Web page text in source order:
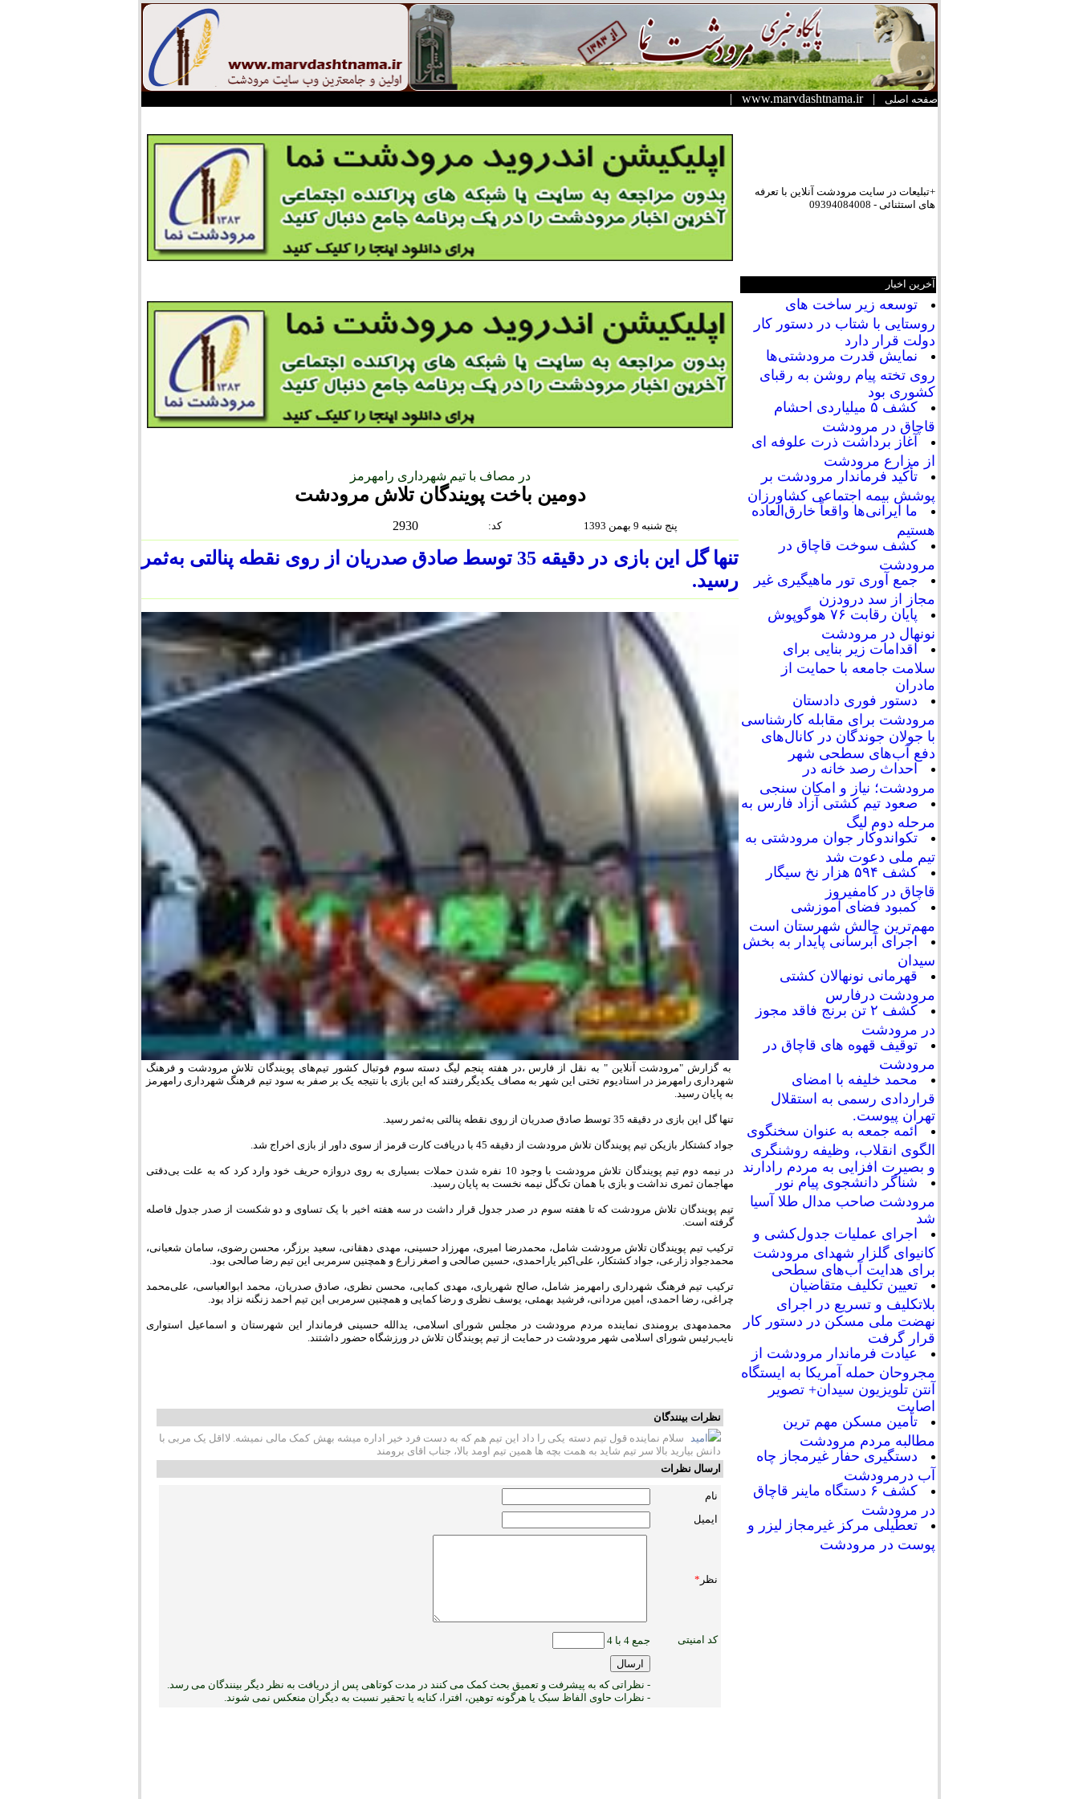
صفحه اصلی |
www.marvdashtnama.ir
|
+تبلیعات در سایت مرودشت آنلاین با تعرفه
های استثنائی - 09394084008
آخرین اخبار
توسعه زیر ساخت های
روستایی با شتاب در دستور کار
دولت قرار دارد
نمایش قدرت مرودشتی‌ها
روی تخته پیام روشن به رقبای
کشوری بود
کشف ۵ میلیاردی احشام
قاچاق در مرودشت
آغاز برداشت ذرت علوفه ای
از مزارع مرودشت
تأکید فرماندار مرودشت بر
پوشش بیمه اجتماعی کشاورزان
ما ایرانی‌ها واقعاً خارق‌العاده
هستیم
کشف سوخت قاچاق در
مرودشت
جمع آوری تور ماهیگیری غیر
مجاز از سد درودزن
پایان رقابت‌ ۷۶ هوگوپوش
نونهال در مرودشت
اقدامات زیر بنایی برای
سلامت جامعه با حمایت از
مادران
دستور فوری دادستان
مرودشت برای مقابله کارشناسی
با جولان جوندگان در کانال‌های
دفع آب‌های سطحی شهر
احداث رصد خانه در
مرودشت؛ نیاز و امکان سنجی
صعود تیم کشتی آزاد فارس به
مرحله دوم لیگ
تکواندوکار جوان مرودشتی به
تیم ملی دعوت شد
کشف ۵۹۴ هزار نخ سیگار
قاچاق در کامفیروز
کمبود فضای آموزشی
مهم‌ترین چالش شهرستان است
اجرای آبرسانی پایدار به بخش
سیدان
قهرمانی نونهالان کشتی
مرودشت درفارس
کشف ۲ تن برنج فاقد مجوز
در مرودشت
توقیف قهوه های قاچاق در
مرودشت
محمد خلیفه با امضای
قراردادی رسمی به استقلال
تهران پیوست.
ائمه جمعه به عنوان سخنگوی
الگوی انقلاب، وظیفه روشنگری
و بصیرت افزایی به مردم رادارند
شناگر دانشجوی پیام نور
مرودشت صاحب مدال طلا آسیا
شد
اجرای عملیات جدول‌کشی و
کانیوای گلزار شهدای مرودشت
برای هدایت آب‌های سطحی
تعیین تکلیف متقاضیان
بلاتکلیف و تسریع در اجرای
نهضت ملی مسکن در دستور کار
قرار گرفت
عیادت فرماندار مرودشت از
مجروحان حمله آمریکا به ایستگاه
آنتن تلویزیون سیدان+ تصویر
اصابت
تأمین مسکن مهم ترین
مطالبه مردم مرودشت
دستگیری حفار غیرمجاز چاه
آب درمرودشت
کشف ۶ دستگاه ماینر قاچاق
در مرودشت
تعطیلی مرکز غیرمجاز لیزر و
پوست در مرودشت
در مصاف با تیم شهرداری رامهرمز
دومین باخت پویندگان تلاش مرودشت
2930 :كد پنج شنبه 9 بهمن 1393
تنها گل این بازی در دقیقه 35 توسط صادق صدریان از روی نقطه پنالتی به‌ثمر
رسید.
به گزارش "مرودشت آنلاین " به نقل از فارس ،در هفته پنجم لیگ دسته سوم فوتبال کشور تیم‌های پویندگان تلاش مرودشت و فرهنگ
شهرداری رامهرمز در استادیوم تختی این شهر به مصاف یکدیگر رفتند که این بازی با نتیجه یک بر صفر به سود تیم فرهنگ شهرداری رامهرمز
به پایان رسید.
تنها گل این بازی در دقیقه 35 توسط صادق صدریان از روی نقطه پنالتی به‌ثمر رسید.
جواد کشتکار بازیکن تیم پویندگان تلاش مرودشت از دقیقه 45 با دریافت کارت قرمز از سوی داور از بازی اخراج شد.
در نیمه دوم تیم پویندگان تلاش مرودشت با وجود 10‌ نفره شدن حملات بسیاری به روی دروازه حریف خود وارد کرد که به علت بی‌دقتی
مهاجمان ثمری نداشت و بازی با همان تک‌گل نیمه نخست به پایان رسید.
تیم پویندگان تلاش مرودشت که تا هفته سوم در صدر جدول قرار داشت در سه هفته اخیر با یک تساوی و دو شکست از صدر جدول فاصله
گرفته است.
ترکیب تیم پویندگان تلاش مرودشت شامل، محمدرضا امیری، مهرزاد حسینی، مهدی دهقانی، سعید برزگر، محسن رضوی، سامان شعبانی،
محمدجواد زارعی، جواد کشتکار، علی‌اکبر یاراحمدی، حسین صالحی و اصغر زارع و همچنین سرمربی این تیم رضا صالحی بود.
ترکیب تیم فرهنگ شهرداری رامهرمز شامل، صالح شهریاری، مهدی کمایی، محسن نظری، صادق صدریان، محمد ابوالعباسی، علی‌محمد
چراغی، رضا احمدی، امین مردانی، فرشید بهمئی، یوسف نظری و رضا کمایی و همچنین سرمربی این تیم احمد زنگنه نزاد بود.
محمدمهدی برومندی نماینده مردم مرودشت در مجلس شورای اسلامی، یدالله حسینی فرماندار این شهرستان و اسماعیل استواری
نایب‌رئیس شورای اسلامی شهر مرودشت در حمایت از تیم پویندگان تلاش در ورزشگاه حضور داشتند.
نظرات بینندگان
امید
سلام نماینده قول تیم دسته یکی را داد این تیم هم که به دست فرد خیر اداره میشه بهش کمک مالی نمیشه. لااقل یک مربی با
دانش بیارید بالا سر تیم شاید به همت بچه ها همین تیم اومد بالا، جناب اقای برومند
ارسال نظرات
نام
ایمیل
نظر *
کد امنیتی جمع 4 با 4
- نظراتی که به پیشرفت و تعمیق بحث کمک می کنند در مدت کوتاهی پس از دریافت به نظر دیگر بینندگان می رسد.
- نظرات حاوی الفاظ سبک یا هرگونه توهین، افترا، کنایه یا تحقیر نسبت به دیگران منعکس نمی ‏شوند.